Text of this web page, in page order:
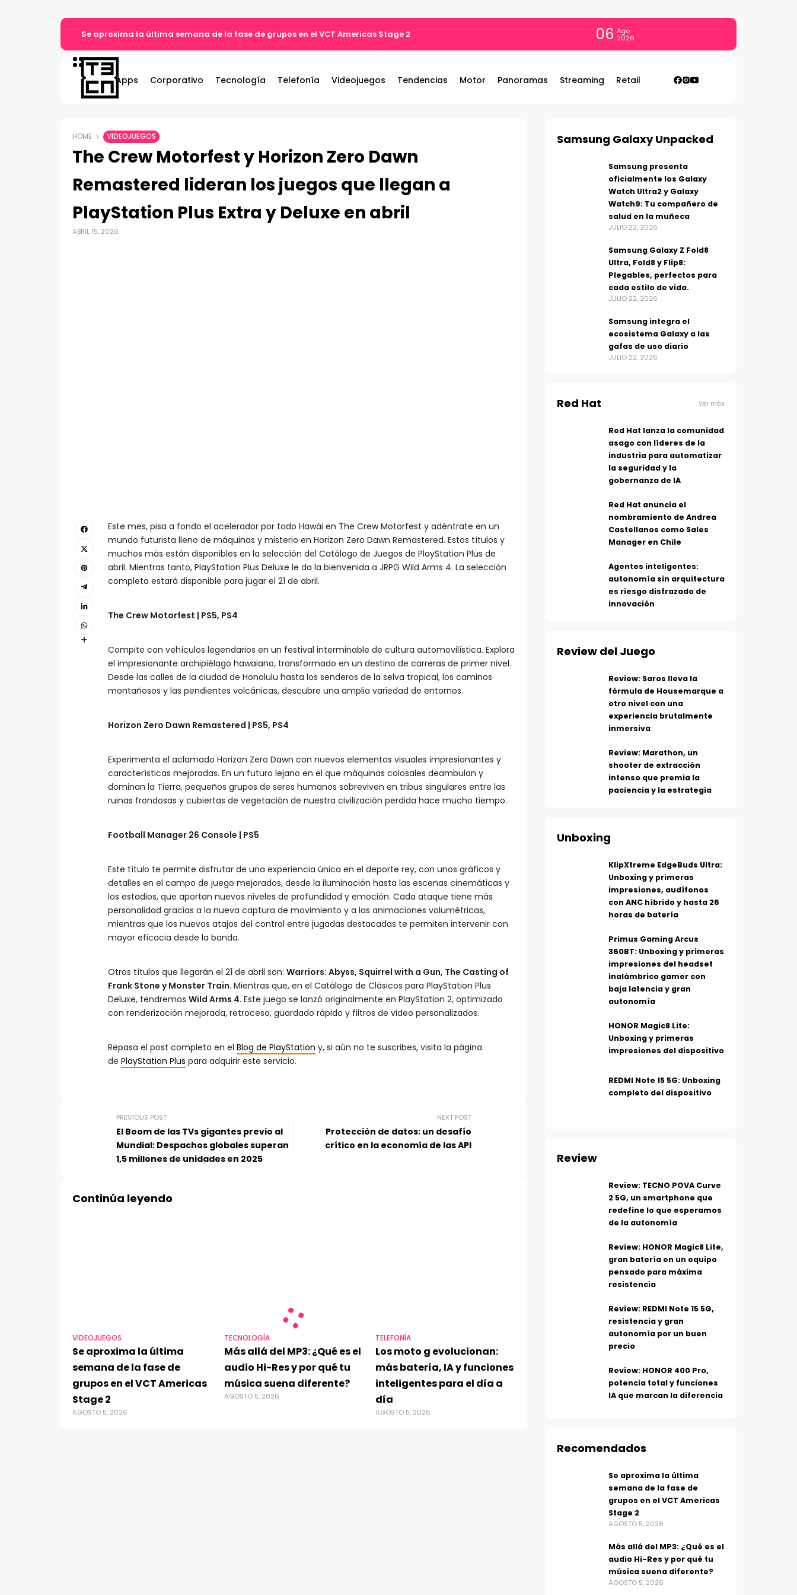
Se aproxima la última semana de la fase de grupos en el VCT Americas Stage 2 06 Ago
2026
Apps Corporativo Tecnología Telefonía Videojuegos Tendencias Motor Panoramas Streaming Retail
HOME VIDEOJUEGOS
The Crew Motorfest y Horizon Zero Dawn
Remastered lideran los juegos que llegan a
PlayStation Plus Extra y Deluxe en abril
ABRIL 15, 2026
Este mes, pisa a fondo el acelerador por todo Hawái en The Crew Motorfest y adéntrate en un
mundo futurista lleno de máquinas y misterio en Horizon Zero Dawn Remastered. Estos títulos y
muchos más están disponibles en la selección del Catálogo de Juegos de PlayStation Plus de
abril. Mientras tanto, PlayStation Plus Deluxe le da la bienvenida a JRPG Wild Arms 4. La selección
completa estará disponible para jugar el 21 de abril.
The Crew Motorfest | PS5, PS4
Compite con vehículos legendarios en un festival interminable de cultura automovilística. Explora
el impresionante archipiélago hawaiano, transformado en un destino de carreras de primer nivel.
Desde las calles de la ciudad de Honolulu hasta los senderos de la selva tropical, los caminos
montañosos y las pendientes volcánicas, descubre una amplia variedad de entornos.
Horizon Zero Dawn Remastered | PS5, PS4
Experimenta el aclamado Horizon Zero Dawn con nuevos elementos visuales impresionantes y
características mejoradas. En un futuro lejano en el que máquinas colosales deambulan y
dominan la Tierra, pequeños grupos de seres humanos sobreviven en tribus singulares entre las
ruinas frondosas y cubiertas de vegetación de nuestra civilización perdida hace mucho tiempo.
Football Manager 26 Console | PS5
Este título te permite disfrutar de una experiencia única en el deporte rey, con unos gráficos y
detalles en el campo de juego mejorados, desde la iluminación hasta las escenas cinemáticas y
los estadios, que aportan nuevos niveles de profundidad y emoción. Cada ataque tiene más
personalidad gracias a la nueva captura de movimiento y a las animaciones volumétricas,
mientras que los nuevos atajos del control entre jugadas destacadas te permiten intervenir con
mayor eficacia desde la banda.
Otros títulos que llegarán el 21 de abril son: Warriors: Abyss, Squirrel with a Gun, The Casting of
Frank Stone y Monster Train. Mientras que, en el Catálogo de Clásicos para PlayStation Plus
Deluxe, tendremos Wild Arms 4. Este juego se lanzó originalmente en PlayStation 2, optimizado
con renderización mejorada, retroceso, guardado rápido y filtros de video personalizados.
Repasa el post completo en el Blog de PlayStation y, si aún no te suscribes, visita la página
de PlayStation Plus para adquirir este servicio.
PREVIOUS POST
El Boom de las TVs gigantes previo al
Mundial: Despachos globales superan
1,5 millones de unidades en 2025
NEXT POST
Protección de datos: un desafío
crítico en la economía de las API
Continúa leyendo
VIDEOJUEGOS
Se aproxima la última
semana de la fase de
grupos en el VCT Americas
Stage 2
AGOSTO 5, 2026
TECNOLOGÍA
Más allá del MP3: ¿Qué es el
audio Hi-Res y por qué tu
música suena diferente?
AGOSTO 5, 2026
TELEFONÍA
Los moto g evolucionan:
más batería, IA y funciones
inteligentes para el día a
día
AGOSTO 5, 2026
Samsung Galaxy Unpacked
Samsung presenta
oficialmente los Galaxy
Watch Ultra2 y Galaxy
Watch9: Tu compañero de
salud en la muñeca
JULIO 22, 2026
Samsung Galaxy Z Fold8
Ultra, Fold8 y Flip8:
Plegables, perfectos para
cada estilo de vida.
JULIO 22, 2026
Samsung integra el
ecosistema Galaxy a las
gafas de uso diario
JULIO 22, 2026
Red Hat Ver más
Red Hat lanza la comunidad
asago con líderes de la
industria para automatizar
la seguridad y la
gobernanza de IA
Red Hat anuncia el
nombramiento de Andrea
Castellanos como Sales
Manager en Chile
Agentes inteligentes:
autonomía sin arquitectura
es riesgo disfrazado de
innovación
Review del Juego
Review: Saros lleva la
fórmula de Housemarque a
otro nivel con una
experiencia brutalmente
inmersiva
Review: Marathon, un
shooter de extracción
intenso que premia la
paciencia y la estrategia
Unboxing
KlipXtreme EdgeBuds Ultra:
Unboxing y primeras
impresiones, audífonos
con ANC híbrido y hasta 26
horas de batería
Primus Gaming Arcus
360BT: Unboxing y primeras
impresiones del headset
inalámbrico gamer con
baja latencia y gran
autonomía
HONOR Magic8 Lite:
Unboxing y primeras
impresiones del dispositivo
REDMI Note 15 5G: Unboxing
completo del dispositivo
Review
Review: TECNO POVA Curve
2 5G, un smartphone que
redefine lo que esperamos
de la autonomía
Review: HONOR Magic8 Lite,
gran batería en un equipo
pensado para máxima
resistencia
Review: REDMI Note 15 5G,
resistencia y gran
autonomía por un buen
precio
Review: HONOR 400 Pro,
potencia total y funciones
IA que marcan la diferencia
Recomendados
Se aproxima la última
semana de la fase de
grupos en el VCT Americas
Stage 2
AGOSTO 5, 2026
Más allá del MP3: ¿Qué es el
audio Hi-Res y por qué tu
música suena diferente?
AGOSTO 5, 2026